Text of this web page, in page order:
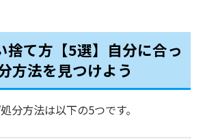
捨て方【5選】自分に合っ
方法を見つけよう
分方法は以下の5つです。